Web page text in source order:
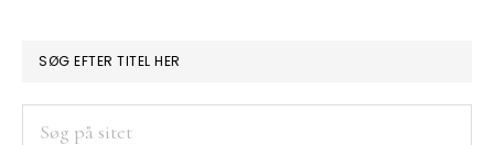
PRIMÆR
SIDEBAR
SØG EFTER TITEL HER